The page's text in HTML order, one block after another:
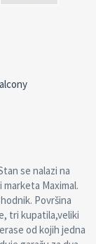
se nalazi na
Maximal.
Površina
tri kupatila,veliki
od kojih jedna